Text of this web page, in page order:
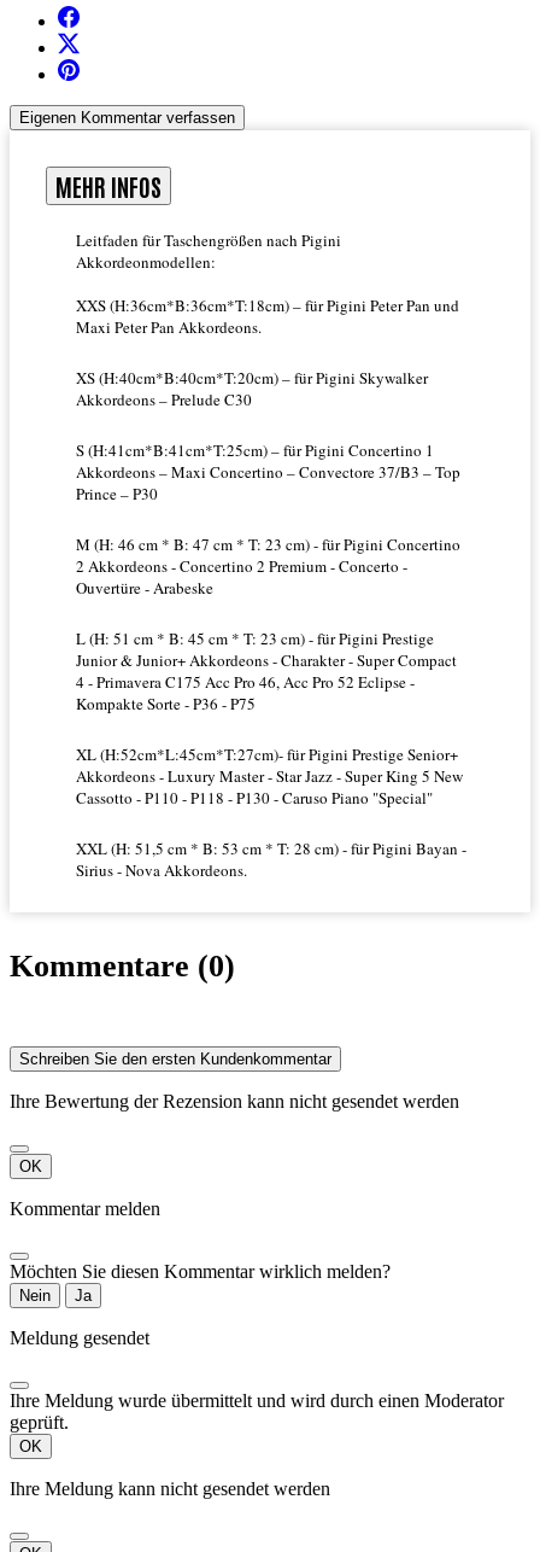
Eigenen Kommentar verfassen
MEHR INFOS
Leitfaden für Taschengrößen nach Pigini
Akkordeonmodellen:
XXS (H:36cm*B:36cm*T:18cm) – für Pigini Peter Pan und
Maxi Peter Pan Akkordeons.
XS (H:40cm*B:40cm*T:20cm) – für Pigini Skywalker
Akkordeons – Prelude C30
S (H:41cm*B:41cm*T:25cm) – für Pigini Concertino 1
Akkordeons – Maxi Concertino – Convectore 37/B3 – Top
Prince – P30
M (H: 46 cm * B: 47 cm * T: 23 cm) - für Pigini Concertino
2 Akkordeons - Concertino 2 Premium - Concerto -
Ouvertüre - Arabeske
L (H: 51 cm * B: 45 cm * T: 23 cm) - für Pigini Prestige
Junior & Junior+ Akkordeons - Charakter - Super Compact
4 - Primavera C175 Acc Pro 46, Acc Pro 52 Eclipse -
Kompakte Sorte - P36 - P75
XL (H:52cm*L:45cm*T:27cm)- für Pigini Prestige Senior+
Akkordeons - Luxury Master - Star Jazz - Super King 5 New
Cassotto - P110 - P118 - P130 - Caruso Piano "Special"
XXL (H: 51,5 cm * B: 53 cm * T: 28 cm) - für Pigini Bayan -
Sirius - Nova Akkordeons.
Kommentare (0)
Schreiben Sie den ersten Kundenkommentar
Ihre Bewertung der Rezension kann nicht gesendet werden
OK
Kommentar melden
Möchten Sie diesen Kommentar wirklich melden?
Nein Ja
Meldung gesendet
Ihre Meldung wurde übermittelt und wird durch einen Moderator
geprüft.
OK
Ihre Meldung kann nicht gesendet werden